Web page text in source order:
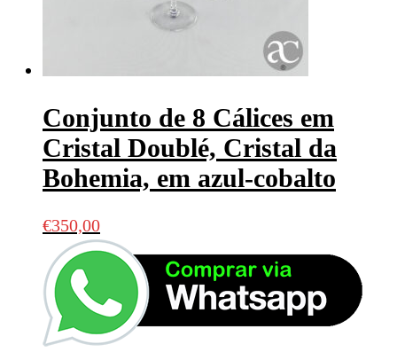
Conjunto de 8 Cálices em
Cristal Doublé, Cristal da
Bohemia, em azul-cobalto
€350,00